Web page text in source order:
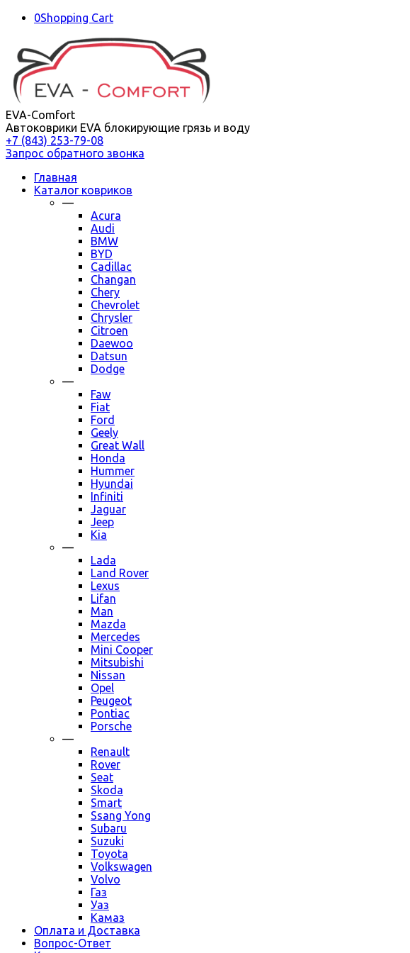
0Shopping Cart
EVA-Comfort
Автоковрики EVA блокирующие грязь и воду
+7 (843) 253-79-08
Запрос обратного звонка
Главная
Каталог ковриков
—
Acura
Audi
BMW
BYD
Cadillac
Changan
Chery
Chevrolet
Chrysler
Citroen
Daewoo
Datsun
Dodge
—
Faw
Fiat
Ford
Geely
Great Wall
Honda
Hummer
Hyundai
Infiniti
Jaguar
Jeep
Kia
—
Lada
Land Rover
Lexus
Lifan
Man
Mazda
Mercedes
Mini Cooper
Mitsubishi
Nissan
Opel
Peugeot
Pontiac
Porsche
—
Renault
Rover
Seat
Skoda
Smart
Ssang Yong
Subaru
Suzuki
Toyota
Volkswagen
Volvo
Газ
Уаз
Камаз
Оплата и Доставка
Вопрос-Ответ